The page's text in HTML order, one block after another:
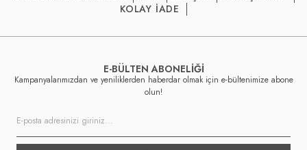
KOLAY İADE
E-BÜLTEN ABONELİĞİ
Kampanyalarımızdan ve yeniliklerden haberdar olmak için e-bültenimize abone
olun!